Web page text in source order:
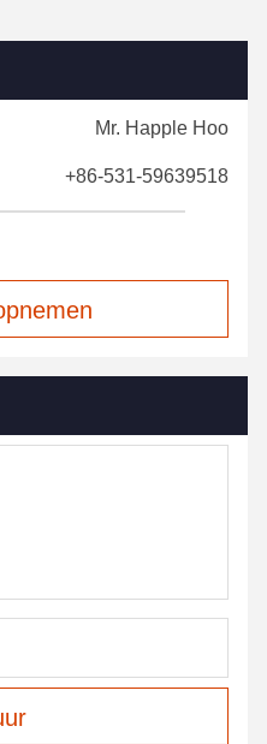
Mr. Happle Hoo
+86-531-59639518